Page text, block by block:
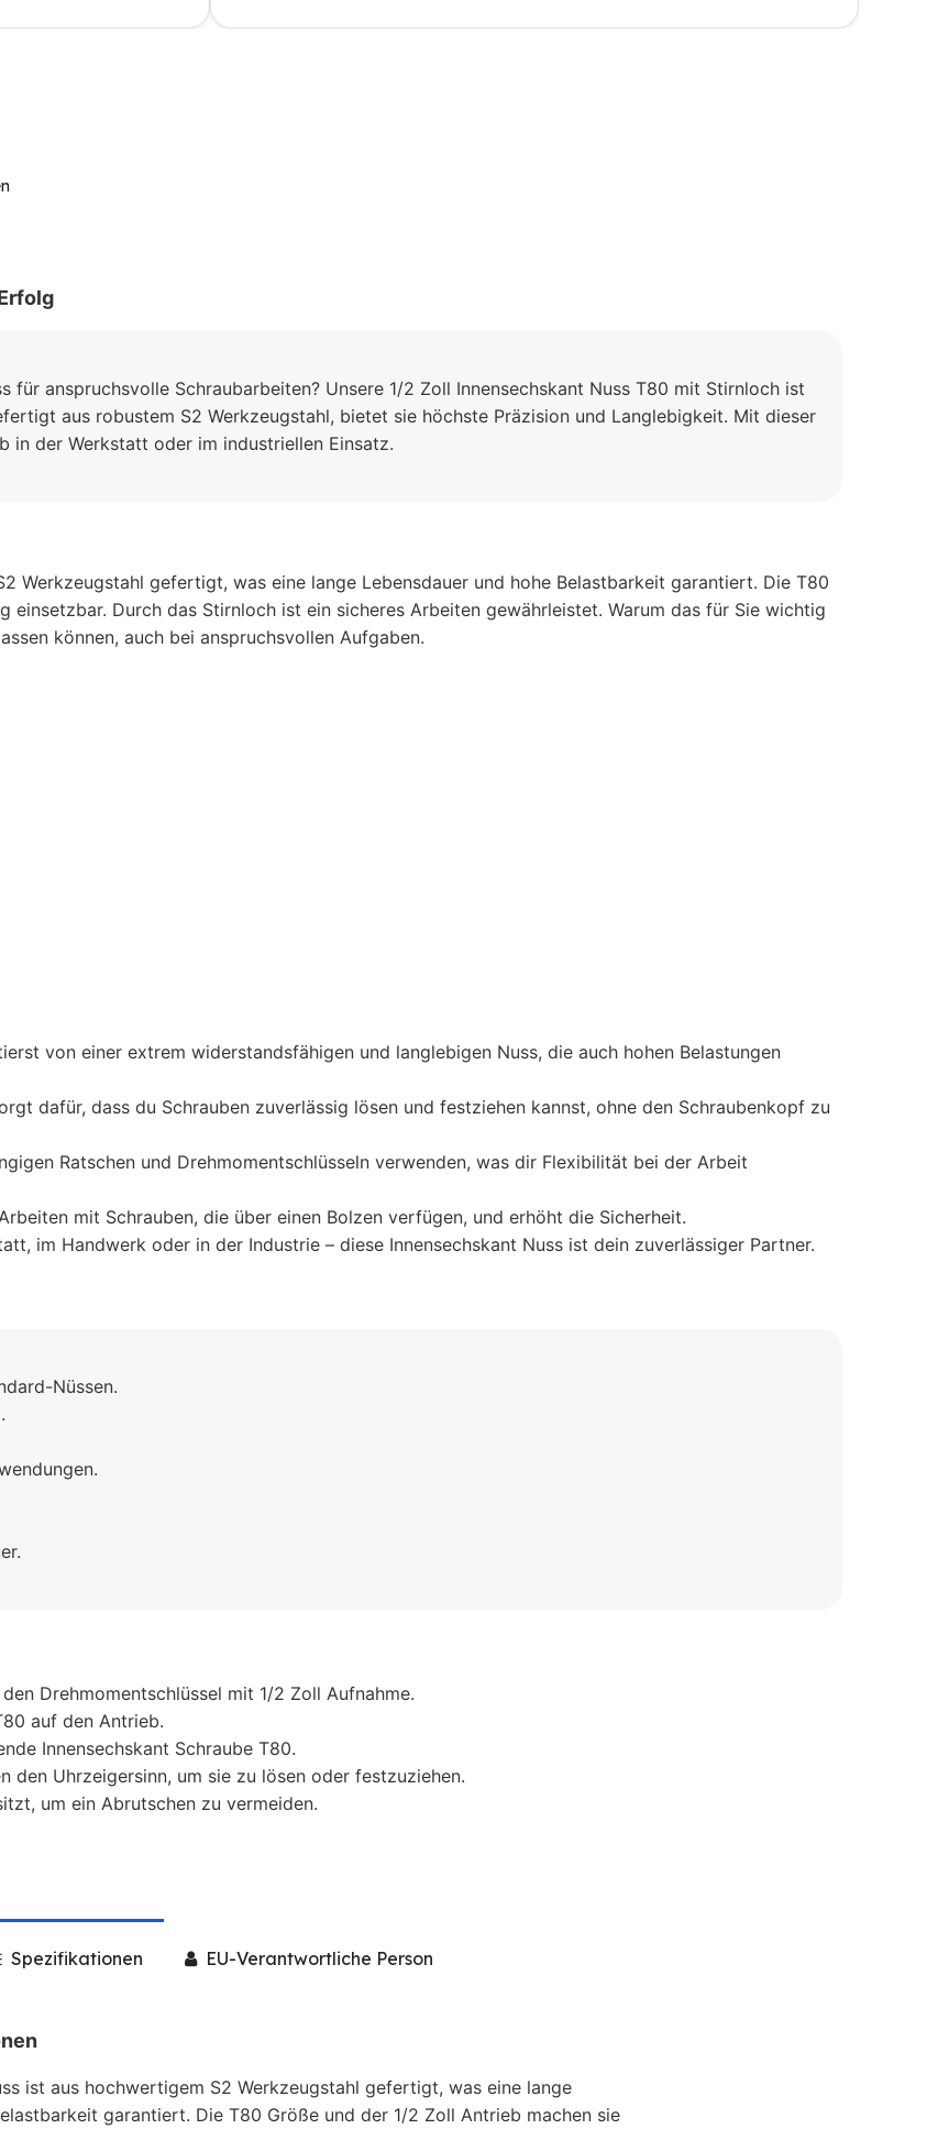
für anspruchsvolle Schraubarbeiten? Unsere 1/2 Zoll Innensechskant Nuss T80 mit Stirnloch ist
aus robustem S2 Werkzeugstahl, bietet sie höchste Präzision und Langlebigkeit. Mit dieser
in der Werkstatt oder im industriellen Einsatz.
Werkzeugstahl gefertigt, was eine lange Lebensdauer und hohe Belastbarkeit garantiert. Die T80
einsetzbar. Durch das Stirnloch ist ein sicheres Arbeiten gewährleistet. Warum das für Sie wichtig
können, auch bei anspruchsvollen Aufgaben.
von einer extrem widerstandsfähigen und langlebigen Nuss, die auch hohen Belastungen
dafür, dass du Schrauben zuverlässig lösen und festziehen kannst, ohne den Schraubenkopf zu
Ratschen und Drehmomentschlüsseln verwenden, was dir Flexibilität bei der Arbeit
mit Schrauben, die über einen Bolzen verfügen, und erhöht die Sicherheit.
im Handwerk oder in der Industrie – diese Innensechskant Nuss ist dein zuverlässiger Partner.
Nüssen.
Drehmomentschlüssel mit 1/2 Zoll Aufnahme.
auf den Antrieb.
Innensechskant Schraube T80.
den Uhrzeigersinn, um sie zu lösen oder festzuziehen.
um ein Abrutschen zu vermeiden.
Spezifikationen EU-Verantwortliche Person
ist aus hochwertigem S2 Werkzeugstahl gefertigt, was eine lange
garantiert. Die T80 Größe und der 1/2 Zoll Antrieb machen sie